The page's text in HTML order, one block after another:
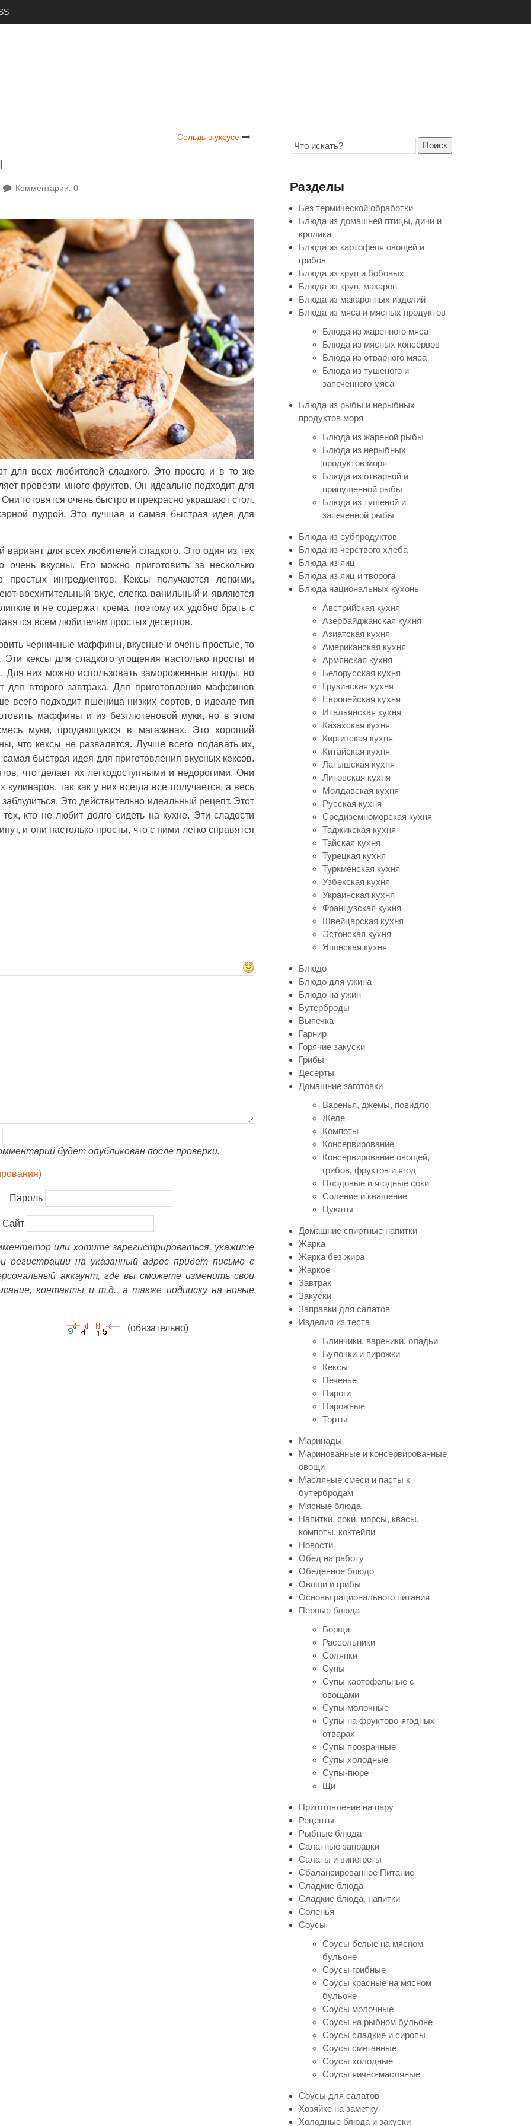
Сельдь в уксусе
Комментарии: 0
всех любителей сладкого. Это просто и в то же
провезти много фруктов. Он идеально подходит для
готовятся очень быстро и прекрасно украшают стол.
пудрой. Это лучшая и самая быстрая идея для
вариант для всех любителей сладкого. Это один из тех
вкусны. Его можно приготовить за несколько
простых ингредиентов. Кексы получаются легкими,
восхитительный вкус, слегка ванильный и являются
и не содержат крема, поэтому их удобно брать с
всем любителям простых десертов.
черничные маффины, вкусные и очень простые, то
Эти кексы для сладкого угощения настолько просты и
Для них можно использовать замороженные ягоды, но
второго завтрака. Для приготовления маффинов
всего подходит пшеница низких сортов, в идеале тип
маффины и из безглютеновой муки, но в этом
муки, продающуюся в магазинах. Это хороший
что кексы не развалятся. Лучше всего подавать их,
быстрая идея для приготовления вкусных кексов.
что делает их легкодоступными и недорогими. Они
так как у них всегда все получается, а весь
Это действительно идеальный рецепт. Этот
кто не любит долго сидеть на кухне. Эти сладости
и они настолько просты, что с ними легко справятся
будет опубликован после проверки.
Пароль
Сайт
или хотите зарегистрироваться, укажите
регистрации на указанный адрес придет письмо с
аккаунт, где вы сможете изменить свои
контакты и т.д., а также подписку на новые
(обязательно)
Поиск
Разделы
Без термической обработки
Блюда из домашней птицы, дичи и
кролика
Блюда из картофеля овощей и
грибов
Блюда из круп и бобовых
Блюда из круп, макарон
Блюда из макаронных изделий
Блюда из мяса и мясных продуктов
Блюда из жаренного мяса
Блюда из мясных консервов
Блюда из отварного мяса
Блюда из тушеного и
запеченного мяса
Блюда из рыбы и нерыбных
продуктов моря
Блюда из жареной рыбы
Блюда из нерыбных
продуктов моря
Блюда из отварной и
припущенной рыбы
Блюда из тушеной и
запеченной рыбы
Блюда из субпродуктов
Блюда из черствого хлеба
Блюда из яиц
Блюда из яиц и творога
Блюда национальных кухонь
Австрийская кухня
Азербайджанская кухня
Азиатская кухня
Американская кухня
Армянская кухня
Белорусская кухня
Грузинская кухня
Европейская кухня
Итальянская кухня
Казахская кухня
Киргизская кухня
Китайская кухня
Латышская кухня
Литовская кухня
Молдавская кухня
Русская кухня
Средиземноморская кухня
Таджикская кухня
Тайская кухня
Турецкая кухня
Туркменская кухня
Узбекская кухня
Украинская кухня
Французская кухня
Швейцарская кухня
Эстонская кухня
Японская кухня
Блюдо
Блюдо для ужина
Блюдо на ужин
Бутерброды
Выпечка
Гарнир
Горячие закуски
Грибы
Десерты
Домашние заготовки
Варенья, джемы, повидло
Желе
Компоты
Консервирование
Консервирование овощей,
грибов, фруктов и ягод
Плодовые и ягодные соки
Соление и квашение
Цукаты
Домашние спиртные напитки
Жарка
Жарка без жира
Жаркое
Завтрак
Закуски
Заправки для салатов
Изделия из теста
Блинчики, вареники, оладьи
Булочки и пирожки
Кексы
Печенье
Пироги
Пирожные
Торты
Маринады
Маринованные и консервированные
овощи
Масляные смеси и пасты к
бутербродам
Мясные блюда
Напитки, соки, морсы, квасы,
компоты, коктейли
Новости
Обед на работу
Обеденное блюдо
Овощи и грибы
Основы рационального питания
Первые блюда
Борщи
Рассольники
Солянки
Супы
Супы картофельные с
овощами
Супы молочные
Супы на фруктово-ягодных
отварах
Супы прозрачные
Супы холодные
Супы-пюре
Щи
Приготовление на пару
Рецепты
Рыбные блюда
Салатные заправки
Салаты и винегреты
Сбалансированное Питание
Сладкие блюда
Сладкие блюда, напитки
Соленья
Соусы
Соусы белые на мясном
бульоне
Соусы грибные
Соусы красные на мясном
бульоне
Соусы молочные
Соусы на рыбном бульоне
Соусы сладкие и сиропы
Соусы сметанные
Соусы холодные
Соусы яично-масляные
Соусы для салатов
Хозяйке на заметку
Холодные блюда и закуски